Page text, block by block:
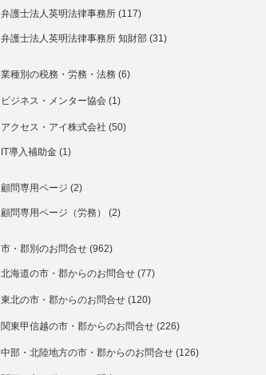
弁護士法人英明法律事務所 (117)
弁護士法人英明法律事務所 知財部 (31)
業種別の税務・労務・法務 (6)
ビジネス・メンター協会 (1)
アクセス・アイ株式会社 (50)
IT導入補助金 (1)
顧問専用ページ (2)
顧問専用ページ（労務） (2)
市・郡別のお問合せ (962)
北海道の市・郡からのお問合せ (77)
東北の市・郡からのお問合せ (120)
関東甲信越の市・郡からのお問合せ (226)
中部・北陸地方の市・郡からのお問合せ (126)